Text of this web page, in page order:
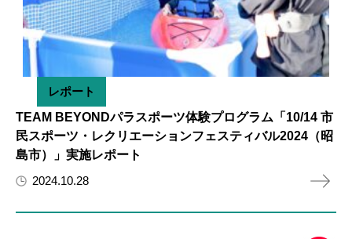
レポート
TEAM BEYONDパラスポーツ体験プログラム「10/14 市
民スポーツ・レクリエーションフェスティバル2024（昭
島市）」実施レポート
2024.10.28